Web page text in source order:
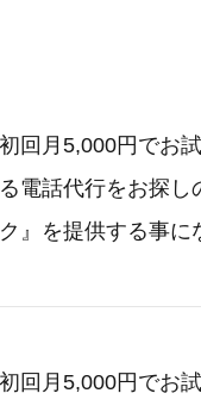
回月5,000円でお
電話代行をお探し
』を提供する事に
回月5,000円でお